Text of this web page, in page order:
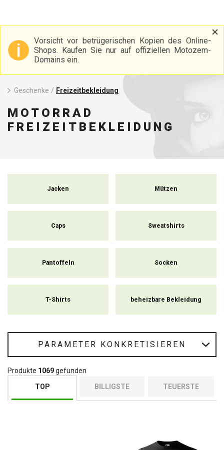
Vorsicht vor betrügerischen Kopien des Online-
Shops. Kaufen Sie nur auf offiziellen Motozem-
Domains ein.
Geschenke / Freizeitbekleidung
MOTORRAD
FREIZEITBEKLEIDUNG
Jacken Mützen
Caps Sweatshirts
Pantoffeln Socken
T-Shirts beheizbare Bekleidung
PARAMETER KONKRETISIEREN
Produkte 1069gefunden
TOP
BILLIGSTE TEUERSTE